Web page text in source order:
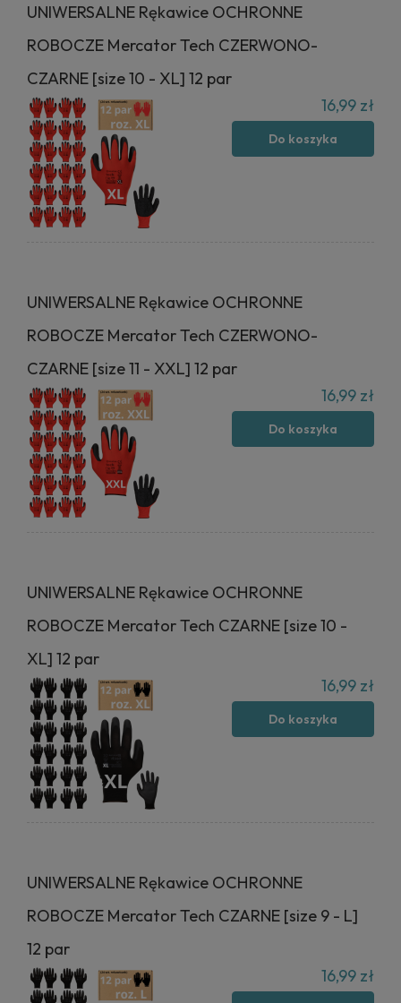
UNIWERSALNE Rękawice OCHRONNE
ROBOCZE Mercator Tech CZERWONO-
CZARNE [size 10 - XL] 12 par
16,99 zł
Do koszyka
UNIWERSALNE Rękawice OCHRONNE
ROBOCZE Mercator Tech CZERWONO-
CZARNE [size 11 - XXL] 12 par
16,99 zł
Do koszyka
UNIWERSALNE Rękawice OCHRONNE
ROBOCZE Mercator Tech CZARNE [size 10 -
XL] 12 par
16,99 zł
Do koszyka
UNIWERSALNE Rękawice OCHRONNE
ROBOCZE Mercator Tech CZARNE [size 9 - L]
12 par
16,99 zł